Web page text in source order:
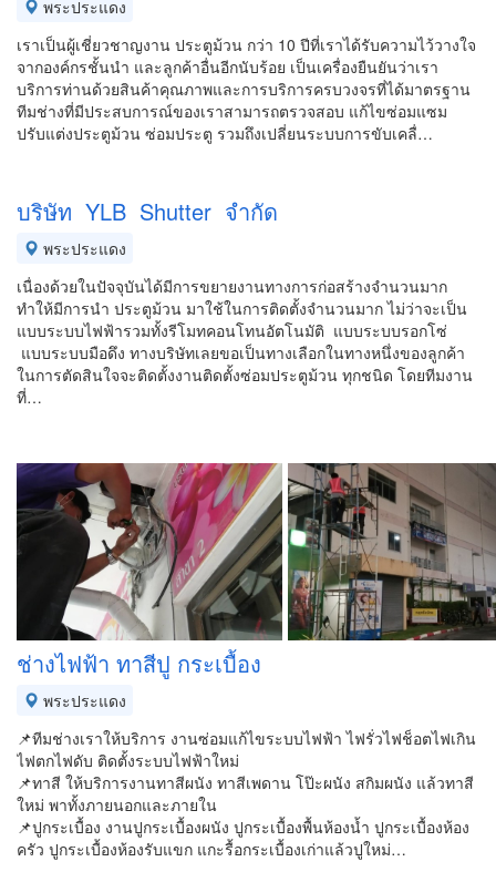
พระประแดง
เราเป็นผู้เชี่ยวชาญงาน ประตูม้วน กว่า 10 ปีที่เราได้รับความไว้วางใจ
จากองค์กรชั้นนำ และลูกค้าอื่นอีกนับร้อย เป็นเครื่องยืนยันว่าเรา
บริการท่านด้วยสินค้าคุณภาพและการบริการครบวงจรที่ได้มาตรฐาน
ทีมช่างที่มีประสบการณ์ของเราสามารถตรวจสอบ แก้ไขซ่อมแซม
ปรับแต่งประตูม้วน ซ่อมประตู รวมถึงเปลี่ยนระบบการขับเคลื่…
บริษัท YLB Shutter จำกัด
พระประแดง
เนื่องด้วยในปัจจุบันได้มีการขยายงานทางการก่อสร้างจำนวนมาก
ทำให้มีการนำ ประตูม้วน มาใช้ในการติดตั้งจำนวนมาก ไม่ว่าจะเป็น
แบบระบบไฟฟ้ารวมทั้งรีโมทคอนโทนอัตโนมัติ แบบระบบรอกโซ่
แบบระบบมือดึง ทางบริษัทเลยขอเป็นทางเลือกในทางหนึ่งของลูกค้า
ในการตัดสินใจจะติดตั้งงานติดตั้งซ่อมประตูม้วน ทุกชนิด โดยทีมงาน
ที่…
ช่างไฟฟ้า ทาสีปู กระเบื้อง
พระประแดง
📌ทีมช่างเราให้บริการ งานซ่อมแก้ไขระบบไฟฟ้า ไฟรั่วไฟช็อตไฟเกิน
ไฟตกไฟดับ ติดตั้งระบบไฟฟ้าใหม่
📌ทาสี ให้บริการงานทาสีผนัง ทาสีเพดาน โป๊ะผนัง สกิมผนัง แล้วทาสี
ใหม่ พาทั้งภายนอกและภายใน
📌ปูกระเบื้อง งานปูกระเบื้องผนัง ปูกระเบื้องพื้นห้องน้ำ ปูกระเบื้องห้อง
ครัว ปูกระเบื้องห้องรับแขก แกะรื้อกระเบื้องเก่าแล้วปูใหม่…